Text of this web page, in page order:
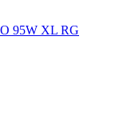
95W XL RG